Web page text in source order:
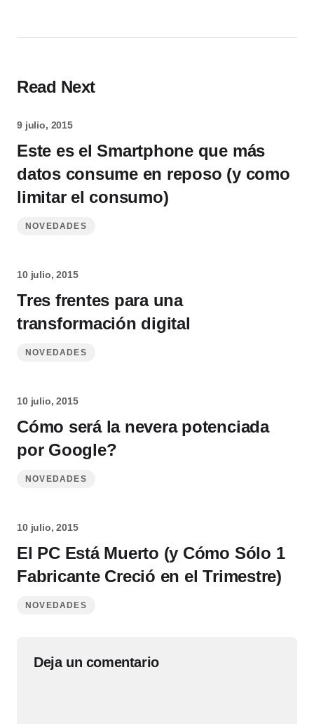
Read Next
9 julio, 2015
Este es el Smartphone que más
datos consume en reposo (y como
limitar el consumo)
NOVEDADES
10 julio, 2015
Tres frentes para una
transformación digital
NOVEDADES
10 julio, 2015
Cómo será la nevera potenciada
por Google?
NOVEDADES
10 julio, 2015
El PC Está Muerto (y Cómo Sólo 1
Fabricante Creció en el Trimestre)
NOVEDADES
Deja un comentario